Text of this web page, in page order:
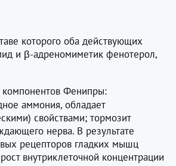
которого оба действующих
и β-адреномиметик фенотерол,
компонентов Фенипры:
аммония, обладает
свойствами; тормозит
нерва. В результате
рецепторов гладких мышц
внутриклеточной концентрации